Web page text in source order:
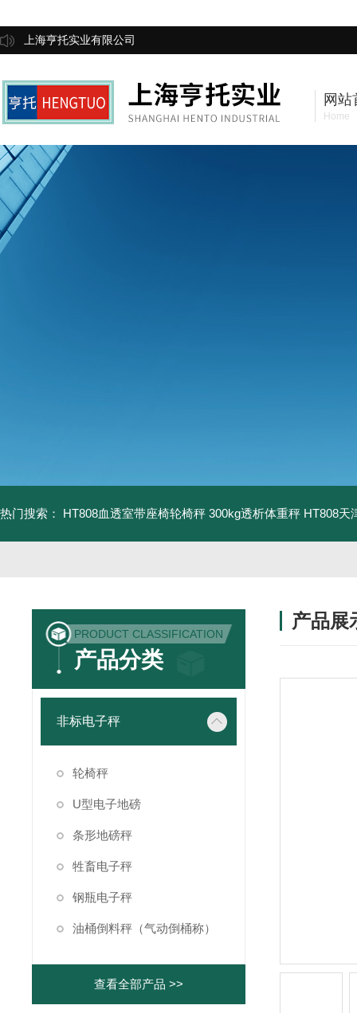
上海亨托实业有限公司
网站
Home
热门搜索： HT808血透室带座椅轮椅秤 300kg透析体重秤 HT808天
PRODUCT CLASSIFICATION
产品分类
非标电子秤
轮椅秤
U型电子地磅
条形地磅秤
牲畜电子秤
钢瓶电子秤
油桶倒料秤（气动倒桶称）
查看全部产品 >>
产品展